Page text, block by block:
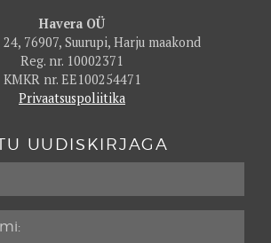
Havera OÜ
76907, Suurupi, Harju maakond
Reg. nr. 10002371
KMKR nr. EE100254471
Privaatsuspoliitika
UUDISKIRJAGA